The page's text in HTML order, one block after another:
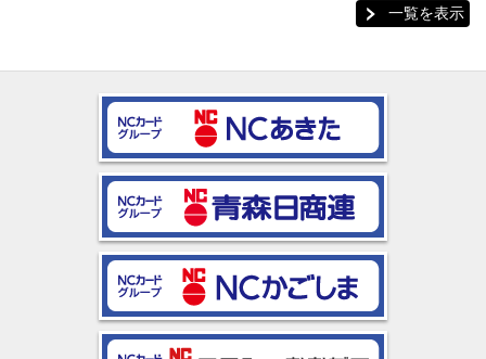
2026/02/18 お知らせ
システム障害のお詫び
2026/02/17 お得な情報
【札幌地区】ユアサ燃料タイアップキャンペーン実
2025/12/30 お知らせ
年末年始営業のご案内
一覧を表示